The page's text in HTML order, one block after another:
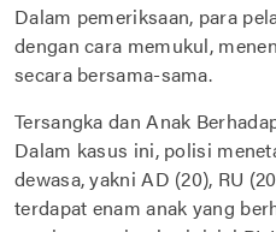
Dalam pemeriksaan, para
dengan cara memukul,
secara bersama-sama.
Tersangka dan Anak
Dalam kasus ini, polisi
dewasa, yakni AD (20), RU
terdapat enam anak yang